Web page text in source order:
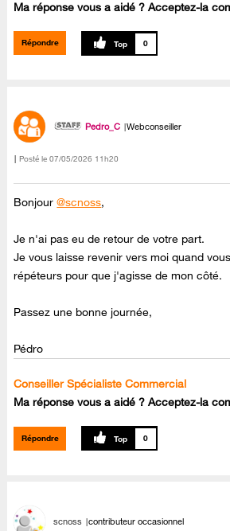
Ma réponse vous a aidé ? Acceptez-la
Répondre 0
Pedro_C Webconseiller
Posté le ‎07/05/2026 11h20
Bonjour@scnoss,
Je n'ai pas eu de retour de votre part.
Je vous laisse revenir vers moi quand
répéteurs pour que j'agisse de mon côté.
Passez une bonne journée,
Pédro
Conseiller Spécialiste Commercial
Ma réponse vous a aidé ? Acceptez-la
Répondre 0
scnoss contributeur occasionnel